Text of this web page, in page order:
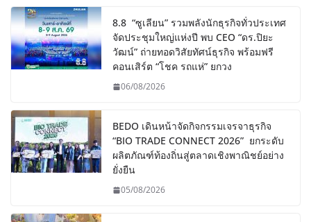
8.8 “ซูเลียน” รวมพลังนักธุรกิจทั่วประเทศ
จัดประชุมใหญ่แห่งปี พบ CEO “ดร.ปิยะ
วัฒน์” ถ่ายทอดวิสัยทัศน์ธุรกิจ พร้อมฟรี
คอนเสิร์ต “โชค รถแห่” ยกวง
06/08/2026
BEDO เดินหน้าจัดกิจกรรมเจรจาธุรกิจ
“BIO TRADE CONNECT 2026” ยกระดับ
ผลิตภัณฑ์ท้องถิ่นสู่ตลาดเชิงพาณิชย์อย่าง
ยั่งยืน
05/08/2026